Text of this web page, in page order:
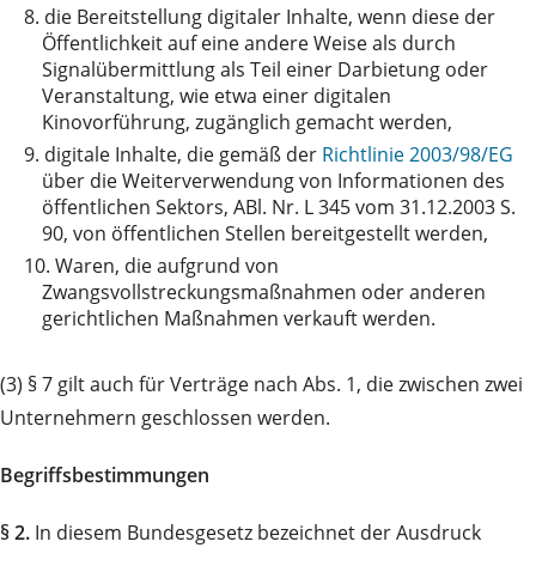
8. die Bereitstellung digitaler Inhalte, wenn diese der
Öffentlichkeit auf eine andere Weise als durch
Signalübermittlung als Teil einer Darbietung oder
Veranstaltung, wie etwa einer digitalen
Kinovorführung, zugänglich gemacht werden,
9. digitale Inhalte, die gemäß der Richtlinie 2003/98/EG
über die Weiterverwendung von Informationen des
öffentlichen Sektors, ABl. Nr. L 345 vom 31.12.2003 S.
90, von öffentlichen Stellen bereitgestellt werden,
10. Waren, die aufgrund von
Zwangsvollstreckungsmaßnahmen oder anderen
gerichtlichen Maßnahmen verkauft werden.
(3) § 7 gilt auch für Verträge nach Abs. 1, die zwischen zwei
Unternehmern geschlossen werden.
Begriffsbestimmungen
§ 2. In diesem Bundesgesetz bezeichnet der Ausdruck